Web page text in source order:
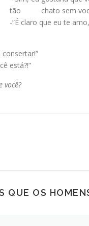
tão chato sem
-”É claro que eu te
está?!”
você?
QUE OS